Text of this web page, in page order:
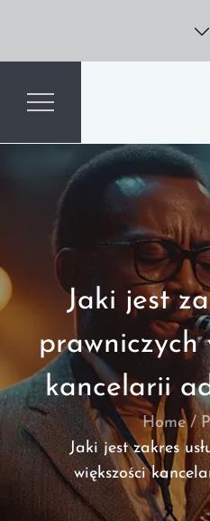
content
Jaki jest
prawniczych
kancelarii
Home
Jaki jest zakres
większości